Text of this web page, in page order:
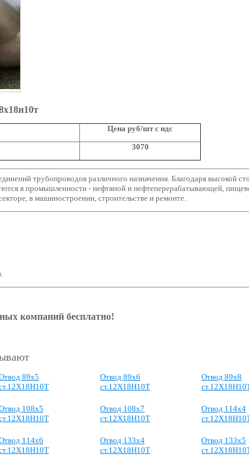
Цена руб/шт с ндс
3070
трубопроводов различного назначения. Благодаря высокой
в промышленности - нефтяной и нефтеперерабатывающей,
в машиностроении, строительстве и ремонте.
компаний бесплатно!
89х5
Отвод 89х6
ст.12Х18Н10Т
Отвод 89х8
108х5
Отвод 108х7
ст.12Х18Н10Т
Отвод 114х4
114х6
Отвод 133х4
ст.12Х18Н10Т
Отвод 133х5